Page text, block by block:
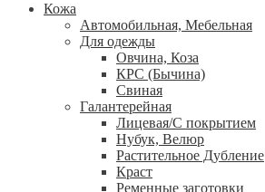
Кожа
Автомобильная, Мебельная
Для одежды
Овчина, Коза
КРС (Бычина)
Свиная
Галантерейная
Лицевая/С покрытием
Нубук, Велюр
Растительное Дубление
Краст
Ременные заготовки